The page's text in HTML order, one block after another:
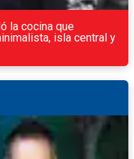
la cocina que
isla central y